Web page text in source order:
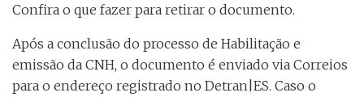
Confira o que fazer para retirar o documento.
Após a conclusão do processo de Habilitação e
emissão da CNH, o documento é enviado via Correios
para o endereço registrado no Detran|ES. Caso o